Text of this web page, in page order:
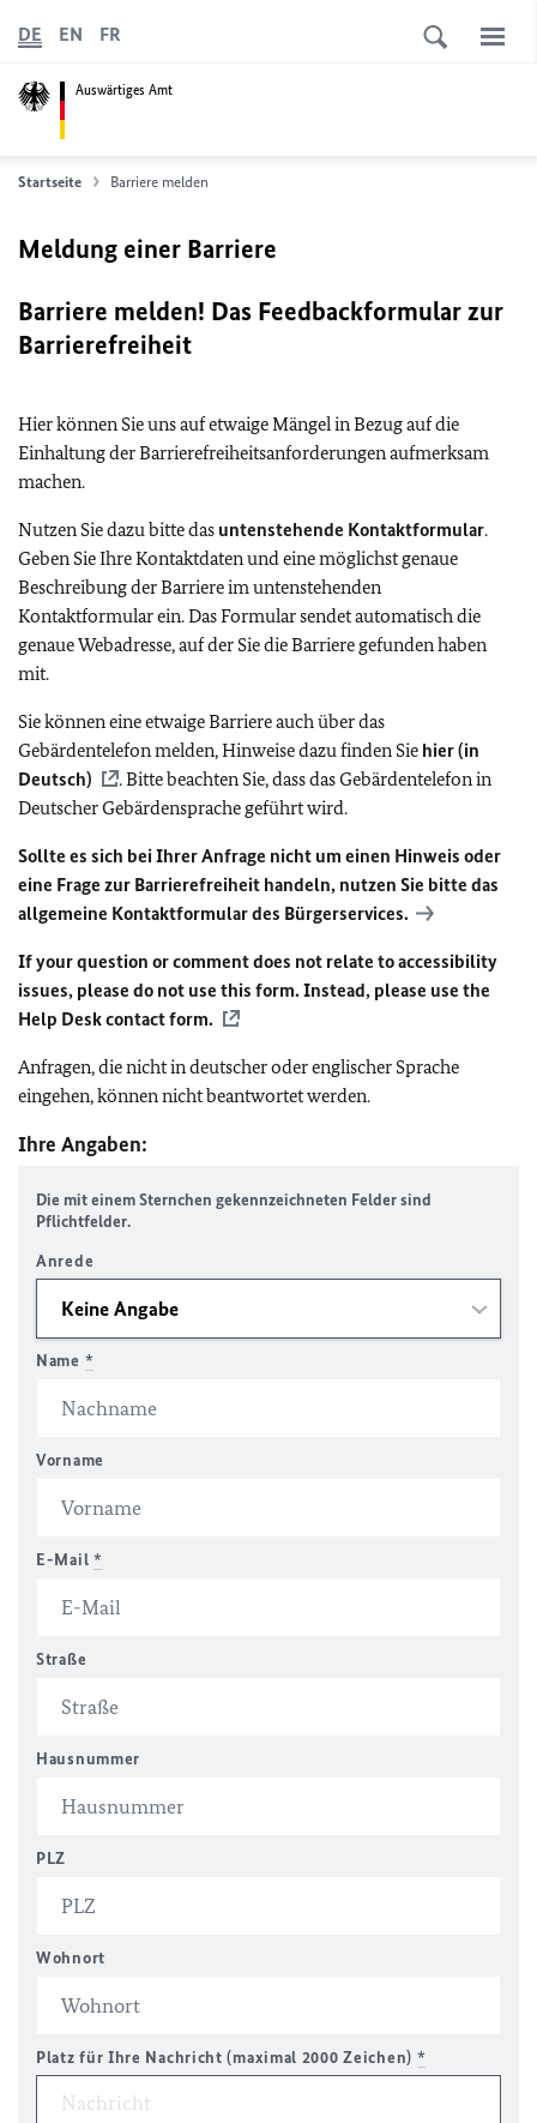
Auswärtiges Amt
DE EN FR
Startseite Barriere melden
Meldung einer Barriere
Barriere melden! Das Feedbackformular zur
Barrierefreiheit
Hier können Sie uns auf etwaige Mängel in Bezug auf die
Einhaltung der Barrierefreiheitsanforderungen aufmerksam
machen.
Nutzen Sie dazu bitte das untenstehende Kontaktformular.
Geben Sie Ihre Kontaktdaten und eine möglichst genaue
Beschreibung der Barriere im untenstehenden
Kontaktformular ein. Das Formular sendet automatisch die
genaue Webadresse, auf der Sie die Barriere gefunden haben
mit.
Sie können eine etwaige Barriere auch über das
Gebärdentelefon melden, Hinweise dazu finden Sie hier (in
Deutsch)
. Bitte beachten Sie, dass das Gebärdentelefon in
Deutscher Gebärdensprache geführt wird.
Sollte es sich bei Ihrer Anfrage nicht um einen Hinweis oder
eine Frage zur Barrierefreiheit handeln, nutzen Sie bitte das
allgemeine Kontaktformular des Bürgerservices.
If your question or comment does not relate to accessibility
issues, please do not use this form. Instead, please use the
Help Desk contact form.
Anfragen, die nicht in deutscher oder englischer Sprache
eingehen, können nicht beantwortet werden.
Ihre Angaben:
Die mit einem Sternchen gekennzeichneten Felder sind
Pflichtfelder.
Anrede
Name *
Vorname
E-Mail *
Straße
Hausnummer
PLZ
Wohnort
Platz für Ihre Nachricht (maximal 2000 Zeichen) *